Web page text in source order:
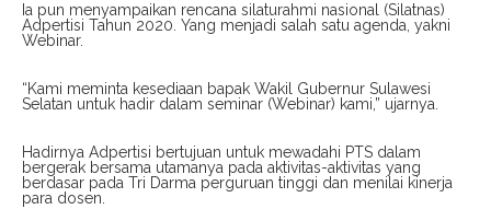
Ia pun menyampaikan rencana silaturahmi nasional (Silatnas)
Adpertisi Tahun 2020. Yang menjadi salah satu agenda, yakni
Webinar.
“Kami meminta kesediaan bapak Wakil Gubernur Sulawesi
Selatan untuk hadir dalam seminar (Webinar) kami,” ujarnya.
Hadirnya Adpertisi bertujuan untuk mewadahi PTS dalam
bergerak bersama utamanya pada aktivitas-aktivitas yang
berdasar pada Tri Darma perguruan tinggi dan menilai kinerja
para dosen.